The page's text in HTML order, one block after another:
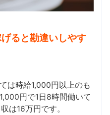
ると勘違いしやす
は時給1,000円以上のも
円で1日8時間働いて
は16万円です。